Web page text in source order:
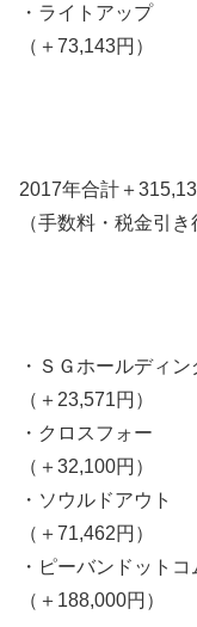
・ライトアップ
（＋73,143円）
2017年合計＋
（手数料・税金引き
・ＳＧホールディン
（＋23,571円）
・クロスフォー
（＋32,100円）
・ソウルドアウト
（＋71,462円）
・ピーバンドットコ
（＋188,000円）